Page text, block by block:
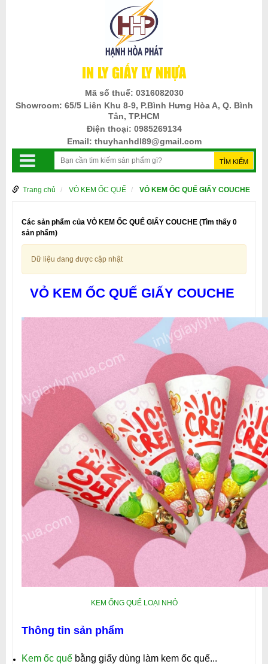
IN LY GIẤY LY NHỰA
Mã số thuế: 0316082030
Showroom: 65/5 Liên Khu 8-9, P.Bình Hưng Hòa A, Q. Bình
Tân, TP.HCM
Điện thoại: 0985269134
Email: thuyhanhdl89@gmail.com
Trang chủ VỎ KEM ỐC QUẾ VỎ KEM ỐC QUẾ GIẤY COUCHE
Các sản phẩm của VỎ KEM ỐC QUẾ GIẤY COUCHE (Tìm thấy 0
sản phẩm)
Dữ liệu đang được cập nhật
VỎ KEM ỐC QUẾ GIẤY COUCHE
KEM ỐNG QUẾ LOẠI NHỎ
Thông tin sản phẩm
Kem ốc quế bằng giấy dùng làm kem ốc quế...